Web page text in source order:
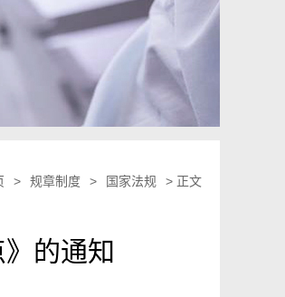
> 规章制度 > 国家法规 > 正文
的通知